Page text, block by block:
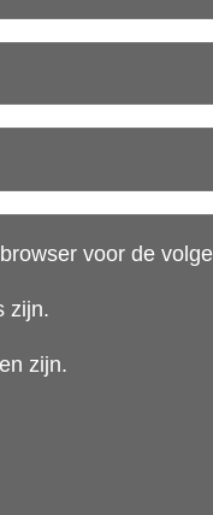
voor de
zijn.
zijn.